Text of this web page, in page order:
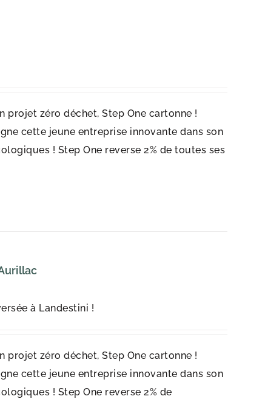
zéro déchet, Step One cartonne !
cette jeune entreprise innovante dans son
! Step One reverse 2% de toutes ses
à Landestini !
zéro déchet, Step One cartonne !
cette jeune entreprise innovante dans son
! Step One reverse 2% de